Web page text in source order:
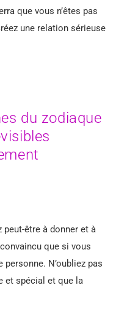
que vous n’êtes pas
une relation sérieuse
du zodiaque
être à donner et à
que si vous
N’oubliez pas
et spécial et que la